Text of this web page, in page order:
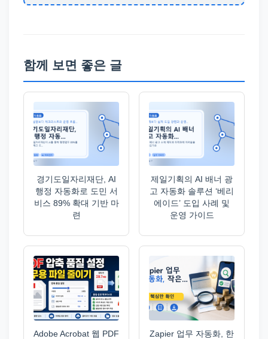
함께 보면 좋은 글
경기도일자리재단, AI
행정 자동화로 도민 서
비스 89% 확대 기반 마
련
제일기획의 AI 배너 광
고 자동화 솔루션 ‘베리
에이드’ 도입 사례 및
운영 가이드
Adobe Acrobat 웹 PDF
Zapier 업무 자동화, 한